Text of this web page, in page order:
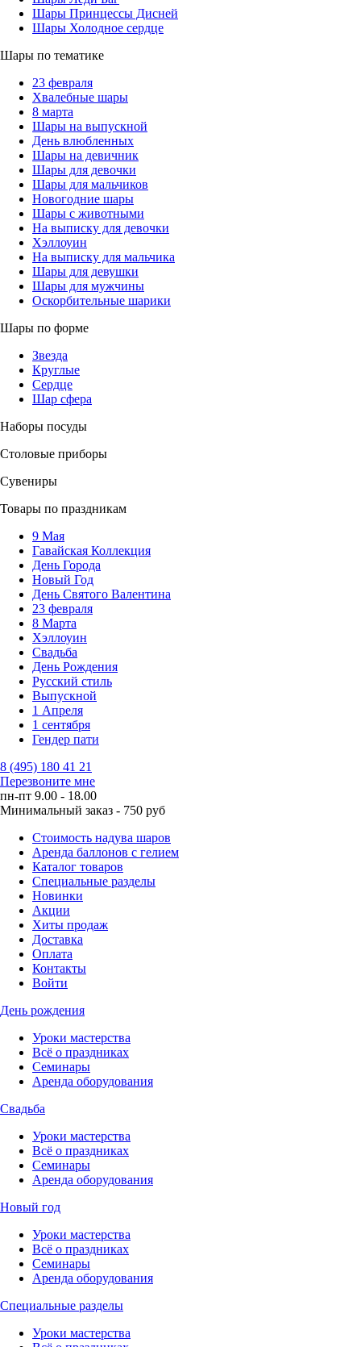
Шары Принцессы Дисней
Шары Холодное сердце
Шары по тематике
23 февраля
Хвалебные шары
8 марта
Шары на выпускной
День влюбленных
Шары на девичник
Шары для девочки
Шары для мальчиков
Новогодние шары
Шары с животными
На выписку для девочки
Хэллоуин
На выписку для мальчика
Шары для девушки
Шары для мужчины
Оскорбительные шарики
Шары по форме
Звезда
Круглые
Сердце
Шар сфера
Наборы посуды
Столовые приборы
Сувениры
Товары по праздникам
9 Мая
Гавайская Коллекция
День Города
Новый Год
День Святого Валентина
23 февраля
8 Марта
Хэллоуин
Свадьба
День Рождения
Русский стиль
Выпускной
1 Апреля
1 сентября
Гендер пати
8 (495) 180 41 21
Перезвоните мне
пн-пт 9.00 - 18.00
Минимальный заказ - 750 руб
Стоимость надува шаров
Аренда баллонов с гелием
Каталог товаров
Специальные разделы
Новинки
Акции
Хиты продаж
Доставка
Оплата
Контакты
Войти
День рождения
Уроки мастерства
Всё о праздниках
Семинары
Аренда оборудования
Свадьба
Уроки мастерства
Всё о праздниках
Семинары
Аренда оборудования
Новый год
Уроки мастерства
Всё о праздниках
Семинары
Аренда оборудования
Специальные разделы
Уроки мастерства